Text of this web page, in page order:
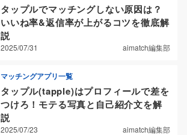
タップルでマッチングしない原因は？
いいね率&返信率が上がるコツを徹底解
説
2025/07/31 aimatch編集部
マッチングアプリ一覧
タップル(tapple)はプロフィールで差を
つけろ！モテる写真と自己紹介文を解
説
2025/07/23 aimatch編集部